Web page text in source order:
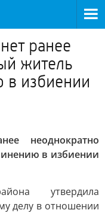
ранее
житель
в избиении
неоднократно
в избиении
утвердила
делу в отношении